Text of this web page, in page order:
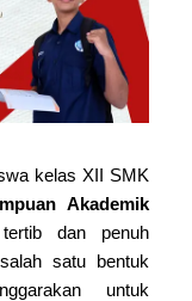
kelas XII SMK
Akademik
dan penuh
satu bentuk
untuk